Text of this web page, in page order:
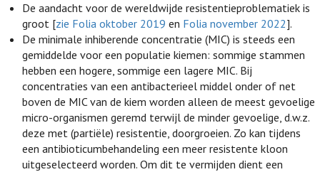
De aandacht voor de wereldwijde resistentieproblematiek is
groot [zie Folia oktober 2019 en Folia november 2022].
De minimale inhiberende concentratie (MIC) is steeds een
gemiddelde voor een populatie kiemen: sommige stammen
hebben een hogere, sommige een lagere MIC. Bij
concentraties van een antibacterieel middel onder of net
boven de MIC van de kiem worden alleen de meest gevoelige
micro-organismen geremd terwijl de minder gevoelige, d.w.z.
deze met (partiële) resistentie, doorgroeien. Zo kan tijdens
een antibioticumbehandeling een meer resistente kloon
uitgeselecteerd worden. Om dit te vermijden dient een